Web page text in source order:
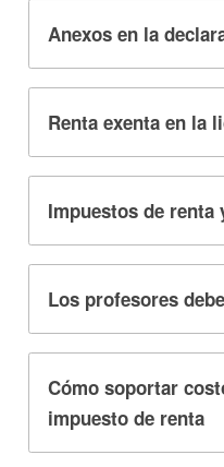
Anexos en la
Renta exenta en la
Impuestos de renta
Los profesores
Cómo soportar
impuesto de renta